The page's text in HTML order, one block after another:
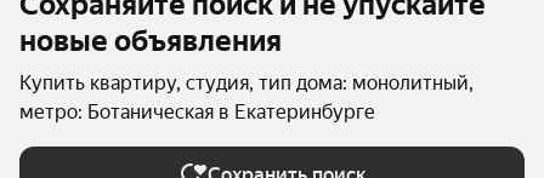
новые объявления
Купить квартиру, студия, тип дома: монолитный,
метро: Ботаническая в Екатеринбурге